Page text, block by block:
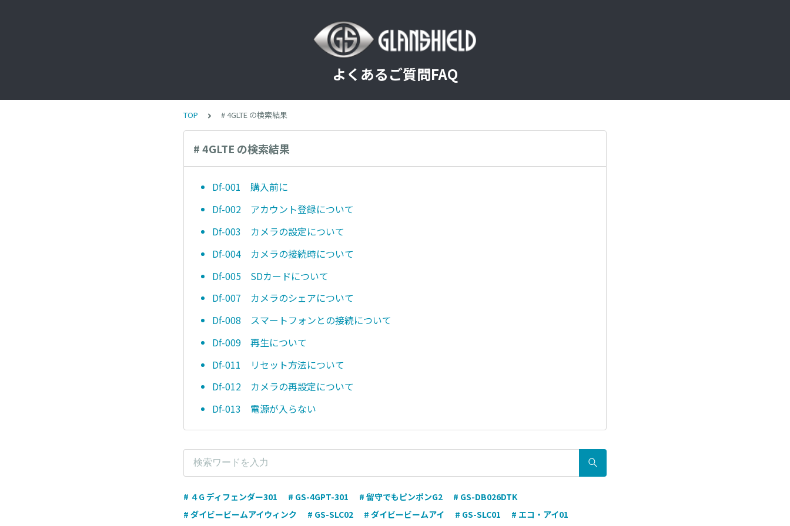
よくあるご質問FAQ
TOP # 4GLTE の検索結果
# 4GLTE の検索結果
Df-001 購入前に
Df-002 アカウント登録について
Df-003 カメラの設定について
Df-004 カメラの接続時について
Df-005 SDカードについて
Df-007 カメラのシェアについて
Df-008 スマートフォンとの接続について
Df-009 再生について
Df-011 リセット方法について
Df-012 カメラの再設定について
Df-013 電源が入らない
# ４G ディフェンダー301 # GS-4GPT-301 # 留守でもピンポンG2
# GS-DB026DTK
# ダイビービームアイウィンク
# GS-SLC02 # ダイビービームアイ # GS-SLC01
# エコ・アイ01